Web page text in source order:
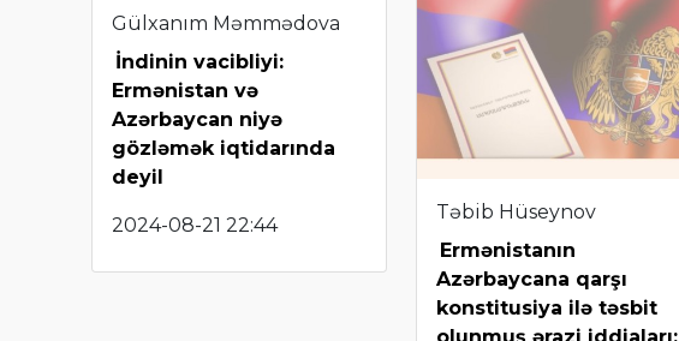
Gülxanım Məmmədova
İndinin vacibliyi:
Ermənistan və
Azərbaycan niyə
gözləmək iqtidarında
deyil
2024-08-21 22:44
Təbib Hüseynov
Ermənistanın
Azərbaycana qarşı
konstitusiya ilə təsbit